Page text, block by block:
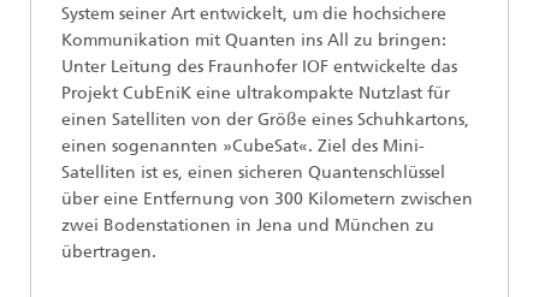
System seiner Art entwickelt, um die hochsichere
Kommunikation mit Quanten ins All zu bringen:
Unter Leitung des Fraunhofer IOF entwickelte das
Projekt CubEniK eine ultrakompakte Nutzlast für
einen Satelliten von der Größe eines Schuhkartons,
einen sogenannten »CubeSat«. Ziel des Mini-
Satelliten ist es, einen sicheren Quantenschlüssel
über eine Entfernung von 300 Kilometern zwischen
zwei Bodenstationen in Jena und München zu
übertragen.